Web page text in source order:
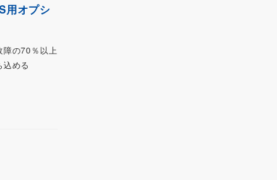
用オプシ
障の70％以上
める